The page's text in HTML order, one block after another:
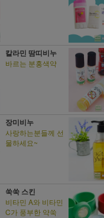
칼라민 땀띠비누
바르는 분홍색약
장미비누
사랑하는분들께 선
물하세요~
쑥쑥 스킨
비타민 A와 비타민
C가 풍부한 약쑥